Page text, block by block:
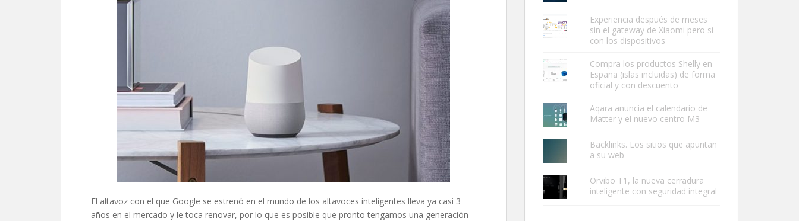
El altavoz con el que Google se estrenó en el mundo de los altavoces inteligentes lleva ya casi 3
años en el mercado y le toca renovar, por lo que es posible que pronto tengamos una generación
Experiencia después de meses
sin el gateway de Xiaomi pero sí
con los dispositivos
Compra los productos Shelly en
España (islas incluidas) de forma
oficial y con descuento
Aqara anuncia el calendario de
Matter y el nuevo centro M3
Backlinks. Los sitios que apuntan
a su web
Orvibo T1, la nueva cerradura
inteligente con seguridad integral